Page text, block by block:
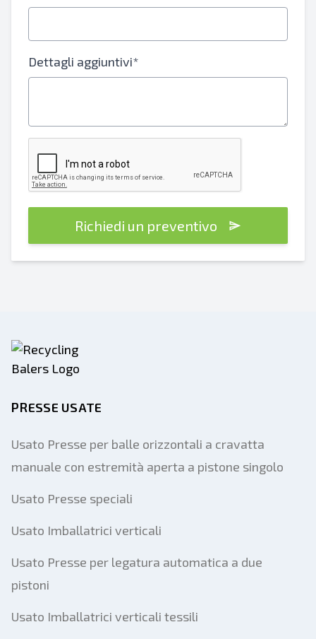
Dettagli aggiuntivi*
Richiedi un preventivo
PRESSE USATE
Usato Presse per balle orizzontali a cravatta
manuale con estremità aperta a pistone singolo
Usato Presse speciali
Usato Imballatrici verticali
Usato Presse per legatura automatica a due
pistoni
Usato Imballatrici verticali tessili